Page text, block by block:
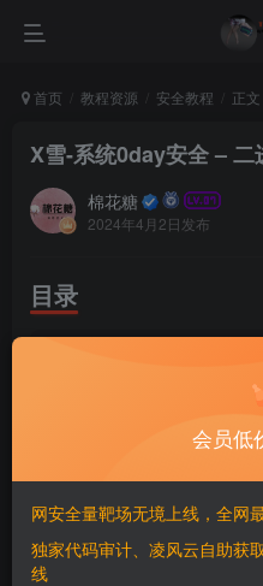
首页 教程资源 安全教程 正文
X雪-系统0day安全 – 二
棉花糖
2024年4月2日发布
目录
|-- 【解压密码：
|-- 【解压密码：
|-- 【解压密码：
|-- 【解压密码：
|-- 【解压密码：
|-- 【解压密码：
|-- 【解压密码：
会员低
网安全量靶场无境上线，全网
独家代码审计、凌风云自助获
线